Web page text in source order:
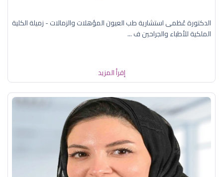
الدكتورة عُظمى استشارية طب العيون المؤهلات والزمالات - زميلة الكلية
الملكية للأطباء والجراحين ف ...
إقرأ المزيد